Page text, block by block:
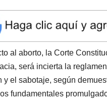
e
b
o
o
k
k
e
d
I
n
l
e
a
d
s
al aborto, la Corte
será incierta la
y el sabotaje, según
fundamentales